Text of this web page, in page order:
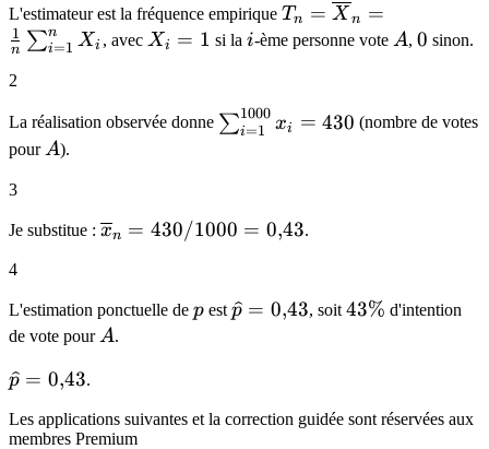
L'estimateur est la fréquence empirique T_n =
\overline{X}_n
X_i
Tn = X n =
n
1 ∑i=1
n Xi , avec X_i
Xi = 1 si la i
i-ème personne vote A
A, 0
0 sinon.
2
La réalisation observée donne \sum_{i=1}^{1000}
∑i=1
1000 xi = 430 (nombre de votes
pourA
A).
3
Je substitue : \overline{x}_n
xn = 430/1000 = 0,43.
4
L'estimation ponctuelle de p
p est \widehat{p}
p = 0,43, soit 43\%
43% d'intention
de vote pourA
A.
\widehat{p}
p = 0,43.
Les applications suivantes et la correction guidée sont réservées aux
membres Premium